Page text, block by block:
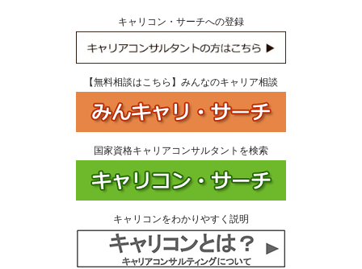
キャリコン・サーチへの登録
【無料相談はこちら】みんなのキャリア相談
国家資格キャリアコンサルタントを検索
キャリコンをわかりやすく説明